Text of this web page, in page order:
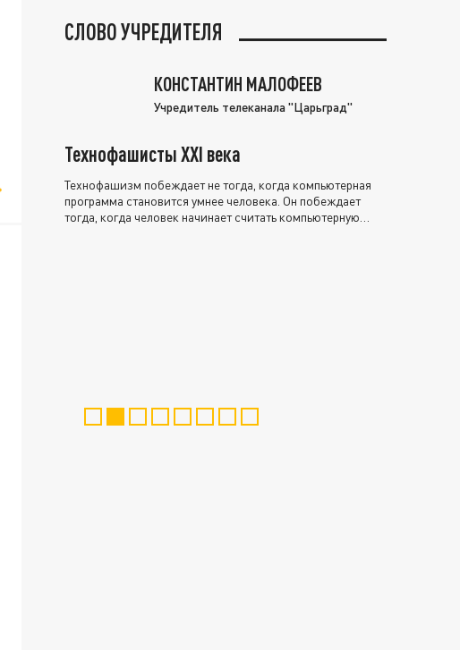
СЛОВО УЧРЕДИТЕЛЯ
КОНСТАНТИН МАЛОФЕЕВ
Учредитель телеканала "Царьград"
Технофашисты XXI века
Технофашизм побеждает не тогда, когда компьютерная
программа становится умнее человека. Он побеждает
тогда, когда человек начинает считать компьютерную